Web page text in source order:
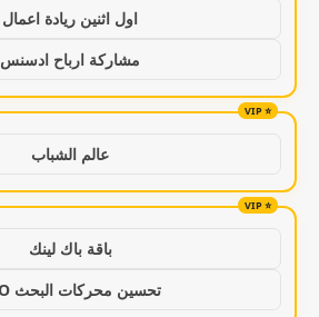
اول اثنين ريادة اعمال
مشاركة ارباح ادسنس
عالم الشباب
باقة باك لينك
تحسين محركات البحث SEO